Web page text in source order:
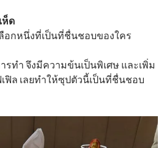
ห็ด
อกหนึ่งที่เป็นที่ชื่นชอบของใคร
รทำ จึงมีความข้นเป็นพิเศษ และเพิ่ม
ล เลยทำให้ซุปตัวนี้เป็นที่ชื่นชอบ